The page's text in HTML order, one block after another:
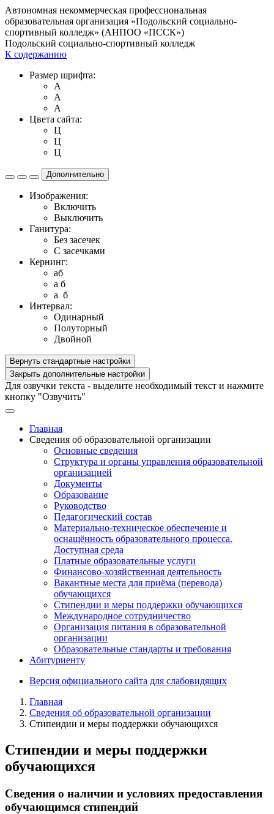
Автономная некоммерческая профессиональная
образовательная организация «Подольский социально-
спортивный колледж» (АНПОО «ПССК»)
Подольский социально-спортивный колледж
К содержанию
Размер шрифта:
A
A
A
Цвета сайта:
Ц
Ц
Ц
Дополнительно
Изображения:
Включить
Выключить
Ганитура:
Без засечек
С засечками
Кернинг:
aб
a б
a б
Интервал:
Одинарный
Полуторный
Двойной
Вернуть стандартные настройки
Закрыть дополнительные настройки
Для озвучки текста - выделите необходимый текст и нажмите
кнопку "Озвучить"
Главная
Сведения об образовательной организации
Основные сведения
Структура и органы управления образовательной
организацией
Документы
Образование
Руководство
Педагогический состав
Материально-техническое обеспечение и
оснащённость образовательного процесса.
Доступная среда
Платные образовательные услуги
Финансово-хозяйственная деятельность
Вакантные места для приёма (перевода)
обучающихся
Стипендии и меры поддержки обучающихся
Международное сотрудничество
Организация питания в образовательной
организации
Образовательные стандарты и требования
Абитуриенту
Версия официального сайта для слабовидящих
Главная
Сведения об образовательной организации
Стипендии и меры поддержки обучающихся
Стипендии и меры поддержки
обучающихся
Сведения о наличии и условиях предоставления
обучающимся стипендий